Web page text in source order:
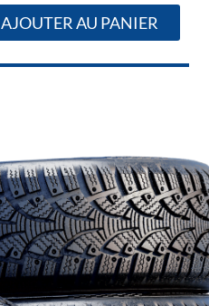
AJOUTER AU PANIER